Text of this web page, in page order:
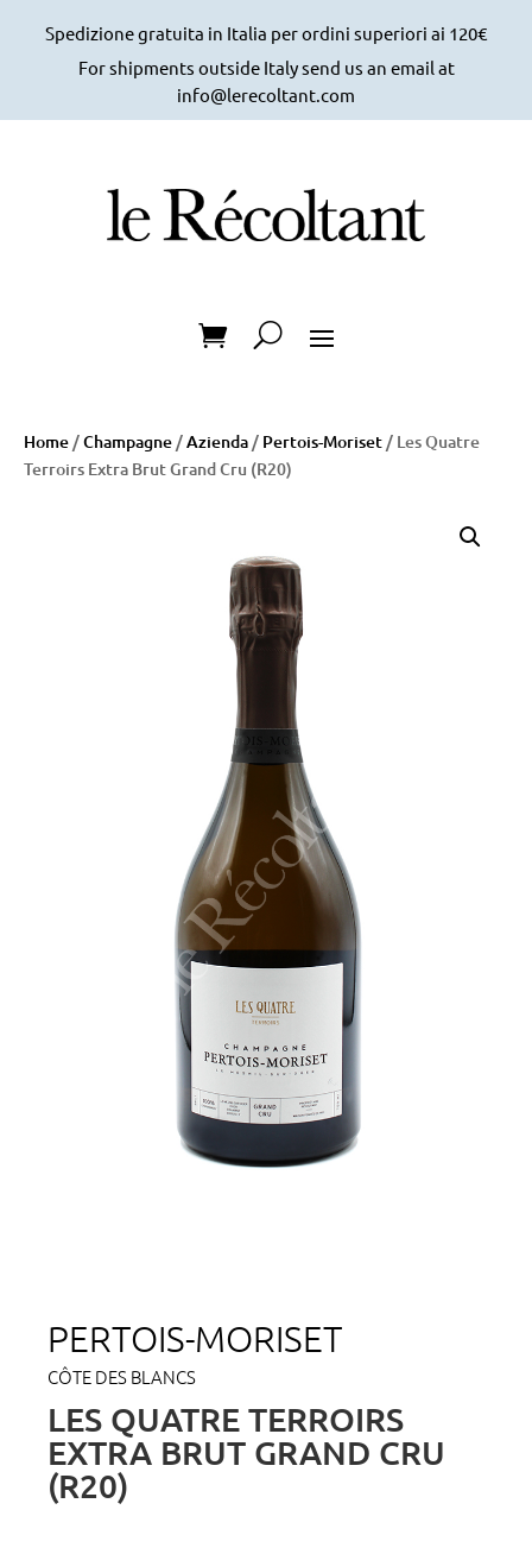
Spedizione gratuita in Italia per ordini superiori ai 120€
For shipments outside Italy send us an email at
info@lerecoltant.com
Home /Champagne /Azienda / Pertois-Moriset / Les Quatre
Terroirs Extra Brut Grand Cru (R20)
PERTOIS-MORISET
CÔTE DES BLANCS
LES QUATRE TERROIRS
EXTRA BRUT GRAND CRU
(R20)